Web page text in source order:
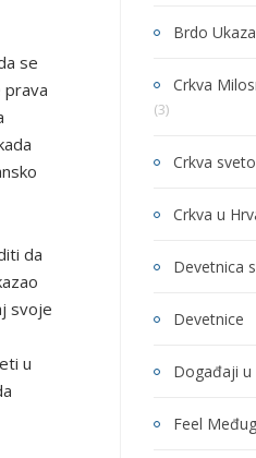
se
prava
da
svoje
u
Brdo
Crkva
(3)
Crkva
Crkva u
Devetnica
Devetnice
Događaji
Feel